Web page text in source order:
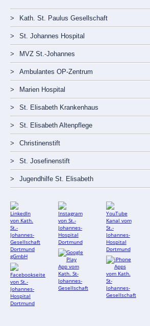
überspringen
Kath. St. Paulus Gesellschaft
St. Johannes Hospital
MVZ St.-Johannes
Ambulantes OP-Zentrum
Marien Hospital
St. Elisabeth Krankenhaus
St. Elisabeth Altenpflege
Christinenstift
St. Josefinenstift
Jugendhilfe St. Elisabeth